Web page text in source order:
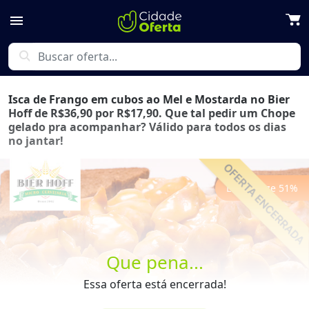
menu
search
Que pena...
Essa oferta está encerrada!
Isca de Frango em cubos ao Mel e Mostarda no Bier
Hoff de R$36,90 por R$17,90. Que tal pedir um Chope
gelado pra acompanhar? Válido para todos os dias
no jantar!
Economize 51%